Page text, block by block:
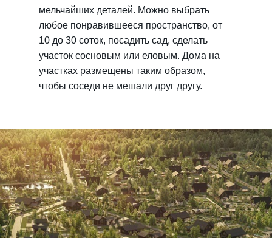
мельчайших деталей. Можно выбрать
любое понравившееся пространство, от
10 до 30 соток, посадить сад, сделать
участок сосновым или еловым. Дома на
участках размещены таким образом,
чтобы соседи не мешали друг другу.